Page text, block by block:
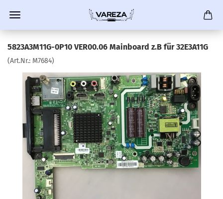
5823A3M11G-0P10 VER00.06 Mainboard z.B für 32E3A11G
(Art.Nr.: M7684)